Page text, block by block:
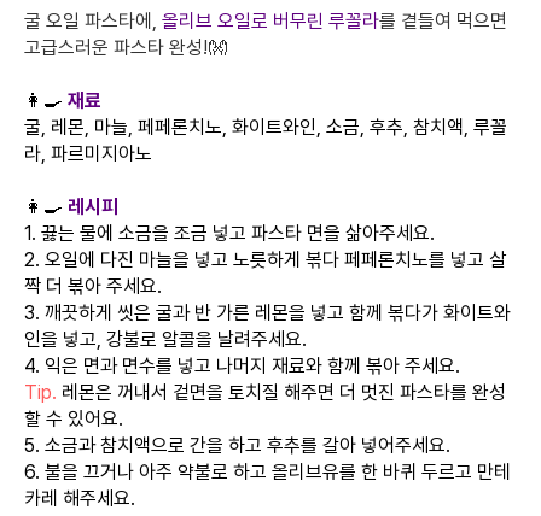
굴 오일 파스타에, 올리브 오일로 버무린 루꼴라를 곁들여 먹으면
고급스러운 파스타 완성!👐
👩‍🍳 재료
굴, 레몬, 마늘, 페페론치노, 화이트와인, 소금, 후추, 참치액, 루꼴
라, 파르미지아노
👩‍🍳 레시피
1. 끓는 물에 소금을 조금 넣고 파스타 면을 삶아주세요.
2. 오일에 다진 마늘을 넣고 노릇하게 볶다 페페론치노를 넣고 살
짝 더 볶아 주세요.
3. 깨끗하게 씻은 굴과 반 가른 레몬을 넣고 함께 볶다가 화이트와
인을 넣고, 강불로 알콜을 날려주세요.
4. 익은 면과 면수를 넣고 나머지 재료와 함께 볶아 주세요.
Tip. 레몬은 꺼내서 겉면을 토치질 해주면 더 멋진 파스타를 완성
할 수 있어요.
5. 소금과 참치액으로 간을 하고 후추를 갈아 넣어주세요.
6. 불을 끄거나 아주 약불로 하고 올리브유를 한 바퀴 두르고 만테
카레 해주세요.